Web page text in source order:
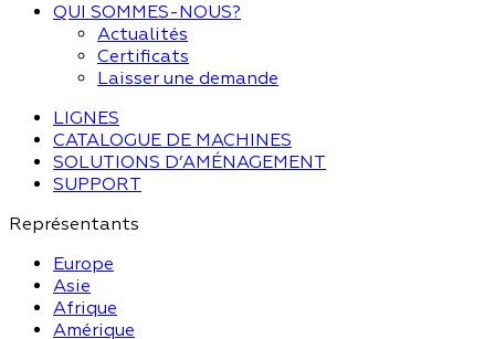
QUI SOMMES-NOUS?
Actualités
Certificats
Laisser une demande
LIGNES
CATALOGUE DE MACHINES
SOLUTIONS D’AMÉNAGEMENT
SUPPORT
Représentants
Europe
Asie
Afrique
Amérique